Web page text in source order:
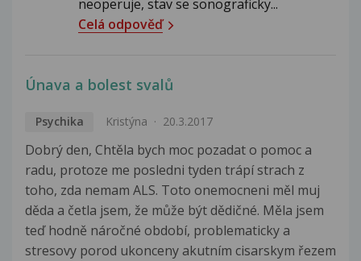
neoperuje, stav se sonograficky...
Celá odpověď
Únava a bolest svalů
Psychika Kristýna 20.3.2017
Dobrý den, Chtěla bych moc pozadat o pomoc a
radu, protoze me posledni tyden trápí strach z
toho, zda nemam ALS. Toto onemocneni měl muj
děda a četla jsem, že může být dědičné. Měla jsem
teď hodně náročné období, problematicky a
stresovy porod ukonceny akutním cisarskym řezem